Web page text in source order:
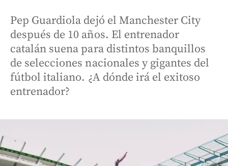
Pep Guardiola dejó el Manchester City
después de 10 años. El entrenador
catalán suena para distintos banquillos
de selecciones nacionales y gigantes del
fútbol italiano. ¿A dónde irá el exitoso
entrenador?